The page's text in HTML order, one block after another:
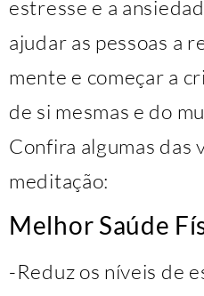
estresse e a
ajudar as pessoas a
mente e começar a
de si mesmas e do
Confira algumas das
meditação:
Melhor Saúde
-Reduz os níveis de